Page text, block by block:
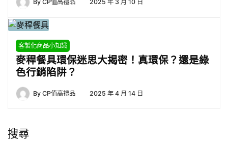
By CP值高禮品 2025 年 3 月 10 日
客製化商品小知識
麥稈餐具環保迷思大揭密！真環保？還是綠
色行銷陷阱？
By CP值高禮品 2025 年 4 月 14 日
搜尋